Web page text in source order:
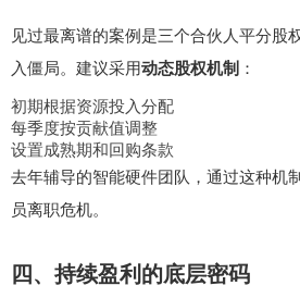
见过最离谱的案例是三个合伙人平分股
入僵局。建议采用动态股权机制 ：
初期根据资源投入分配
每季度按贡献值调整
设置成熟期和回购条款
去年辅导的智能硬件团队，通过这种机
员离职危机。
四、持续盈利的底层密码